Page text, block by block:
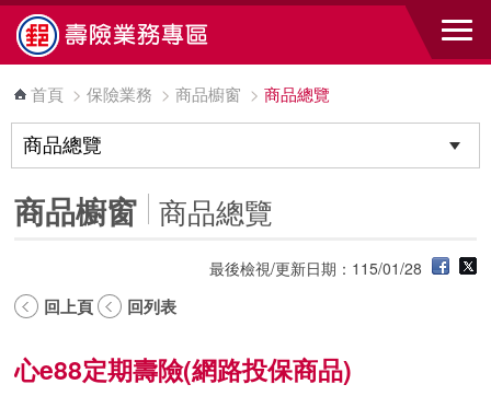
跳到主要內容區塊
首頁 >保險業務 >商品櫥窗 >商品總覽
商品櫥窗 商品總覽
最後檢視/更新日期：115/01/28
回上頁 回列表
心e88定期壽險(網路投保商品)